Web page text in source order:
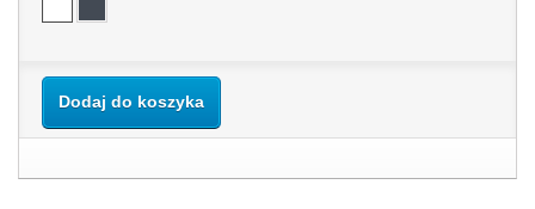
Dodaj do koszyka